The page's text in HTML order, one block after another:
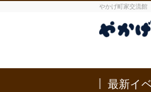
やかげ町家交流館
最新イ